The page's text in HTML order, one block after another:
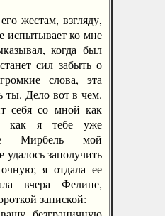
жестам, взгляду,
испытывает ко мне
когда был
сил забыть о
слова, эта
ты. Дело вот в чем.
себя со мной как
как я тебе уже
Мирбель мой
заполучить
я отдала ее
вчера Фелипе,
запиской: